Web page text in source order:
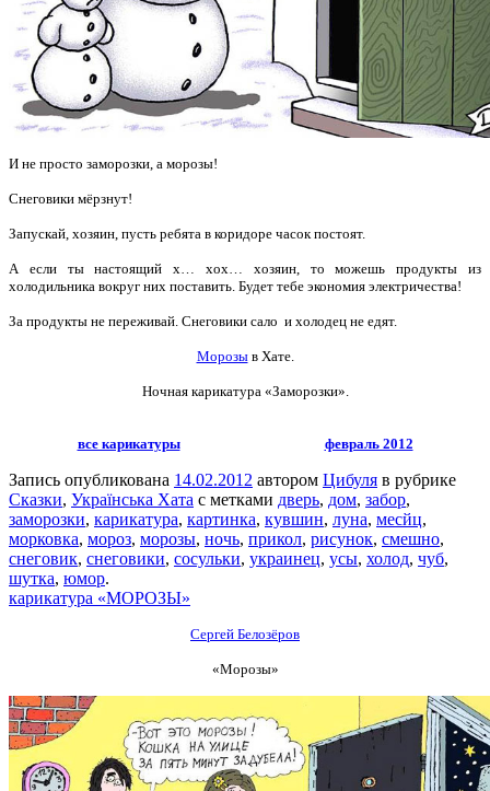
И не просто заморозки, а морозы!
Снеговики мёрзнут!
Запускай, хозяин, пусть ребята в коридоре часок постоят.
А если ты настоящий х… хох… хозяин, то можешь продукты из
холодильника вокруг них поставить. Будет тебе экономия электричества!
За продукты не переживай. Снеговики сало и холодец не едят.
Морозыв Хате.
Ночная карикатура «Заморозки».
все карикатуры февраль 2012
Запись опубликована 14.02.2012 автором Цибуля в рубрике
Сказки, Українська Хата с метками дверь, дом, забор,
заморозки, карикатура, картинка, кувшин, луна, месйц,
морковка, мороз, морозы, ночь, прикол, рисунок, смешно,
снеговик, снеговики, сосульки, украинец, усы, холод, чуб,
шутка, юмор.
карикатура «МОРОЗЫ»
Сергей Белозёров
«Морозы»